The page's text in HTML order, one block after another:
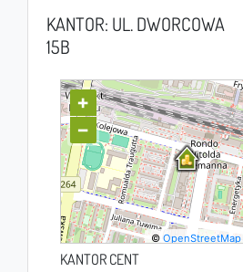
KANTOR: UL. DWORCOWA
15B
+
−
©OpenStreetMap
KANTOR CENT